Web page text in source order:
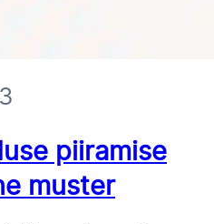
piiramise
muster